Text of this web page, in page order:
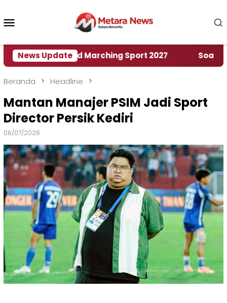
konten
News Update
World Marching Sport 2027 ‎Soal Rencana
Beranda Headline
Mantan Manajer PSIM Jadi Sport
Director Persik Kediri
06/07/2026